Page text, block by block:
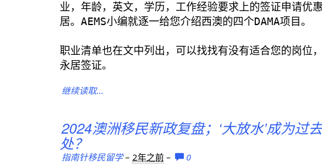
业，年龄，英文，学历，工作经验要求上的签证申请优
居。AEMS小编就逐一给您介绍西澳的四个DAMA项目。
职业清单也在文中列出，可以找找有没有适合您的岗位
永居签证。
继续读取...
2024澳洲移民新政复盘；‘大放水’成为过
处？
指南针移民留学– 2年之前 – 0